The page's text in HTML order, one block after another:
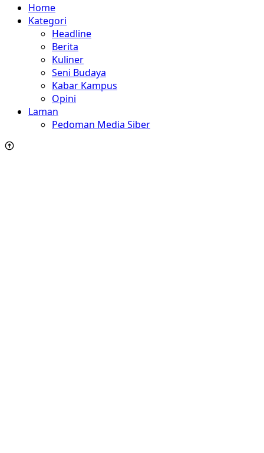
Home
Kategori
Headline
Berita
Kuliner
Seni Budaya
Kabar Kampus
Opini
Laman
Pedoman Media Siber